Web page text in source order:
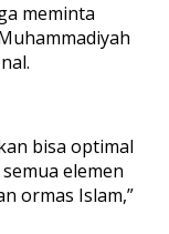
meminta
bisa optimal
elemen
ormas Islam,”